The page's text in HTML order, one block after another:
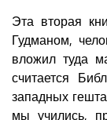
Эта вторая
Гудманом,
вложил туда
считается
западных
мы учились,